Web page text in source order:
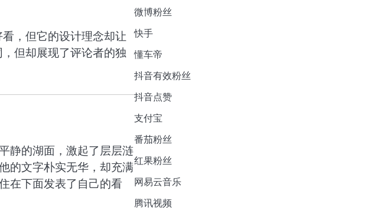
，但它的设计理念却让
但却展现了评论者的独
静的湖面，激起了层层涟
的文字朴实无华，却充满
在下面发表了自己的看
微博粉丝
快手
懂车帝
抖音有效粉丝
抖音点赞
支付宝
番茄粉丝
红果粉丝
网易云音乐
腾讯视频